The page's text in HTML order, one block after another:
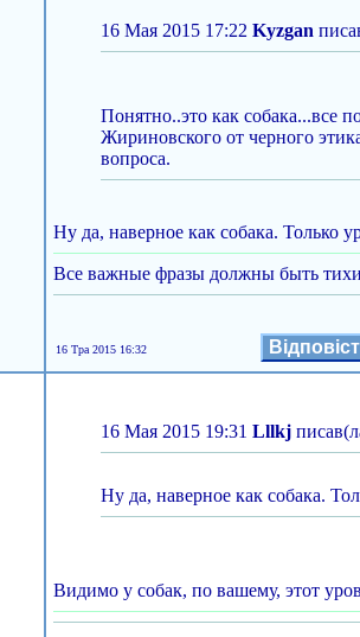
16 Мая 2015 17:22 Kyzgan
Понятно..это как собака...все
Жириновского от черного
вопроса.
Ну да, наверное как собака. Только
Все важные фразы должны быть
16 Тра 2015 16:32
16 Мая 2015 19:31 Lllkj
Ну да, наверное как собака.
Видимо у собак, по вашему, этот